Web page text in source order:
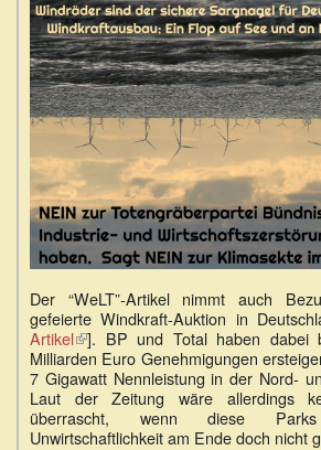
Der “WeLT”-Artikel nimmt auch
gefeierte Windkraft-Auktion in
Artikel(Link
ist
extern)
]. BP und Total haben dabei
Milliarden Euro Genehmigungen
7 Gigawatt Nennleistung in der Nord-
Laut der Zeitung wäre allerdings
überrascht, wenn diese
Unwirtschaftlichkeit am Ende doch nicht